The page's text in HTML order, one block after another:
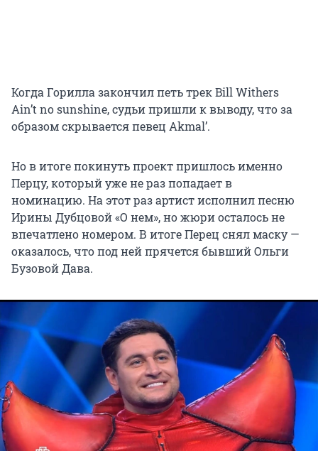
Когда Горилла закончил петь трек Bill Withers
Ain’t no sunshine, судьи пришли к выводу, что за
образом скрывается певец Akmal’.
Но в итоге покинуть проект пришлось именно
Перцу, который уже не раз попадает в
номинацию. На этот раз артист исполнил песню
Ирины Дубцовой «О нем», но жюри осталось не
впечатлено номером. В итоге Перец снял маску —
оказалось, что под ней прячется бывший Ольги
Бузовой Дава.